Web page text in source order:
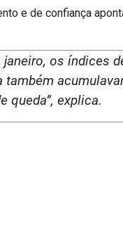
e de confiança
os índices
queda”, explica.